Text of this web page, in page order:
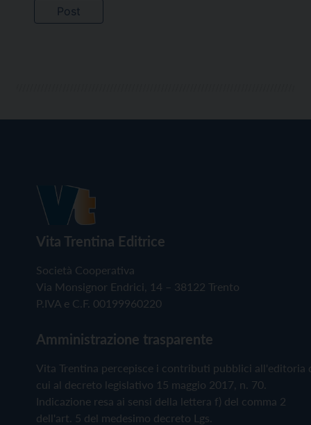
Vita Trentina Editrice
Società Cooperativa
Via Monsignor Endrici, 14 – 38122 Trento
P.IVA e C.F. 00199960220
Amministrazione trasparente
Vita Trentina percepisce i contributi pubblici all'editoria
cui al decreto legislativo 15 maggio 2017, n. 70.
Indicazione resa ai sensi della lettera f) del comma 2
dell'art. 5 del medesimo decreto Lgs.